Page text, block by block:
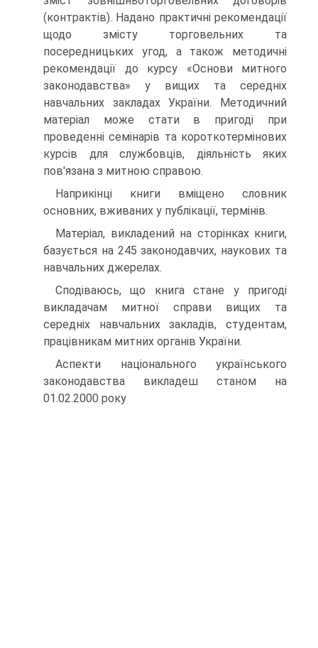
(контрактів). Надано практичні рекомендації
щодо змісту торговельних та
посередницьких угод, а також методичні
рекомендації до курсу «Основи митного
законодавства» у вищих та середніх
навчальних закладах України. Методичний
матеріал може стати в пригоді при
проведенні семінарів та короткотермінових
курсів для службовців, діяльність яких
пов'язана з митною справою.
Наприкінці книги вміщено словник
основних, вживаних у публікації, термінів.
Матеріал, викладений на сторінках книги,
базується на 245 законодавчих, наукових та
навчальних джерелах.
Сподіваюсь, що книга стане у пригоді
викладачам митної справи вищих та
середніх навчальних закладів, студентам,
працівникам митних органів України.
Аспекти національного українського
законодавства викладеш станом на
01.02.2000 року